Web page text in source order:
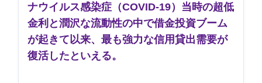
ナウイルス感染症（COVID-19）当時の超低
金利と潤沢な流動性の中で借金投資ブーム
が起きて以来、最も強力な信用貸出需要が
復活したといえる。